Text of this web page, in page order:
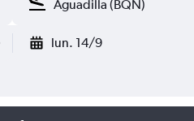
lun. 14/9